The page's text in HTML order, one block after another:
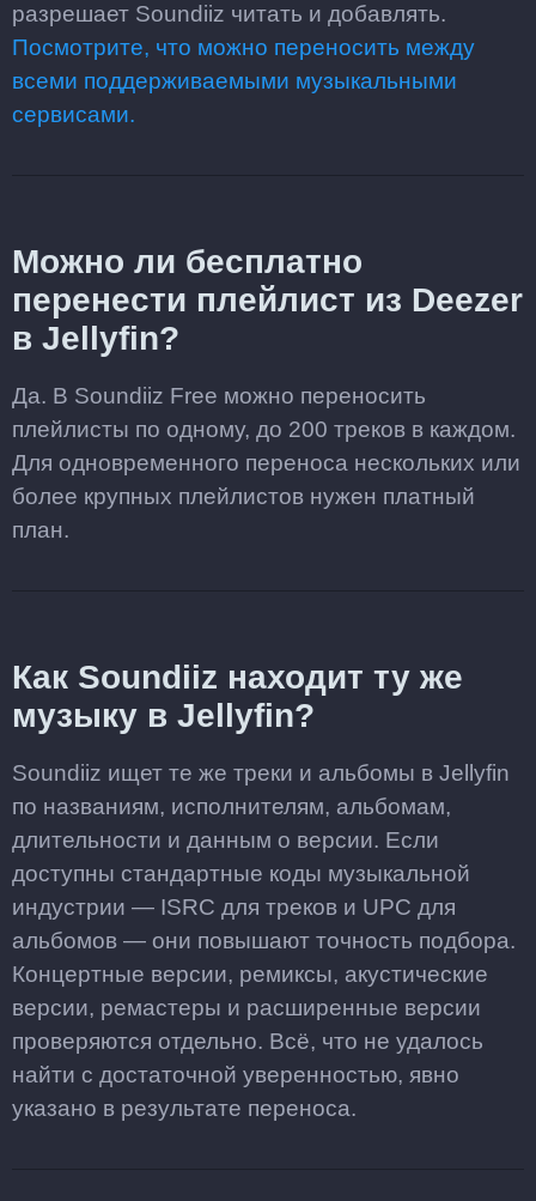
разрешает Soundiiz читать и добавлять.
Посмотрите, что можно переносить между
всеми поддерживаемыми музыкальными
сервисами.
Можно ли бесплатно
перенести плейлист из Deezer
в Jellyfin?
Да. В Soundiiz Free можно переносить
плейлисты по одному, до 200 треков в каждом.
Для одновременного переноса нескольких или
более крупных плейлистов нужен платный
план.
Как Soundiiz находит ту же
музыку в Jellyfin?
Soundiiz ищет те же треки и альбомы в Jellyfin
по названиям, исполнителям, альбомам,
длительности и данным о версии. Если
доступны стандартные коды музыкальной
индустрии — ISRC для треков и UPC для
альбомов — они повышают точность подбора.
Концертные версии, ремиксы, акустические
версии, ремастеры и расширенные версии
проверяются отдельно. Всё, что не удалось
найти с достаточной уверенностью, явно
указано в результате переноса.